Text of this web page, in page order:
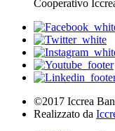
Cooperativo
©2017 Iccrea
Realizzato da